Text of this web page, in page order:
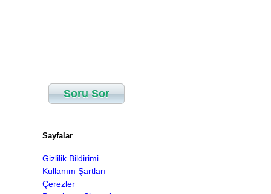
Soru Sor
Sayfalar
Gizlilik Bildirimi
Kullanım Şartları
Çerezler